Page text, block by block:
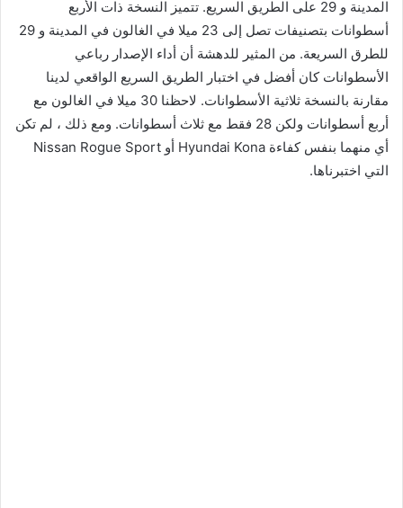
المدينة و 29 على الطريق السريع. تتميز النسخة ذات الأربع
أسطوانات بتصنيفات تصل إلى 23 ميلا في الغالون في المدينة و 29
للطرق السريعة. من المثير للدهشة أن أداء الإصدار رباعي
الأسطوانات كان أفضل في اختبار الطريق السريع الواقعي لدينا
مقارنة بالنسخة ثلاثية الأسطوانات. لاحظنا 30 ميلا في الغالون مع
أربع أسطوانات ولكن 28 فقط مع ثلاث أسطوانات. ومع ذلك ، لم تكن
أي منهما بنفس كفاءة Hyundai Kona أو Nissan Rogue Sport
التي اختبرناها.